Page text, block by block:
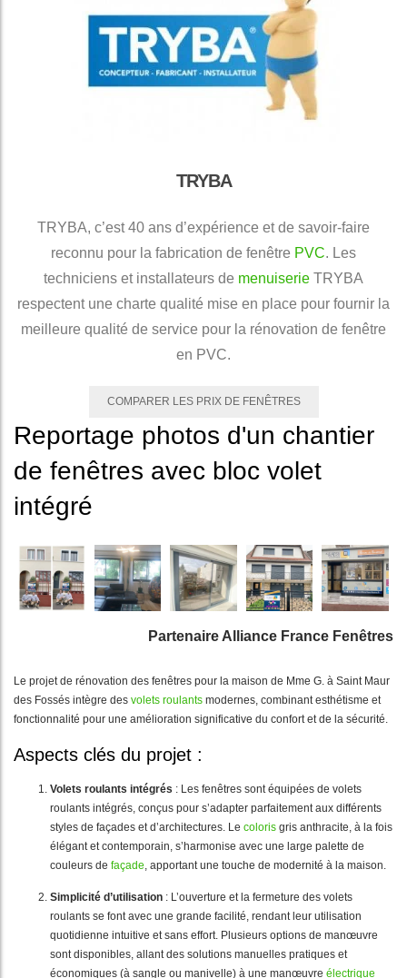
TRYBA
TRYBA, c’est 40 ans d’expérience et de savoir-faire
reconnu pour la fabrication de fenêtre PVC. Les
techniciens et installateurs de menuiserie TRYBA
respectent une charte qualité mise en place pour fournir la
meilleure qualité de service pour la rénovation de fenêtre
en PVC.
COMPARER LES PRIX DE FENÊTRES
Reportage photos d'un chantier
de fenêtres avec bloc volet
intégré
Partenaire Alliance France Fenêtres
Le projet de rénovation des fenêtres pour la maison de Mme G. à Saint Maur
des Fossés intègre des volets roulants modernes, combinant esthétisme et
fonctionnalité pour une amélioration significative du confort et de la sécurité.
Aspects clés du projet :
Volets roulants intégrés : Les fenêtres sont équipées de volets
roulants intégrés, conçus pour s’adapter parfaitement aux différents
styles de façades et d’architectures. Le coloris gris anthracite, à la fois
élégant et contemporain, s’harmonise avec une large palette de
couleurs de façade, apportant une touche de modernité à la maison.
Simplicité d’utilisation : L’ouverture et la fermeture des volets
roulants se font avec une grande facilité, rendant leur utilisation
quotidienne intuitive et sans effort. Plusieurs options de manœuvre
sont disponibles, allant des solutions manuelles pratiques et
économiques (à sangle ou manivelle) à une manœuvre électrique